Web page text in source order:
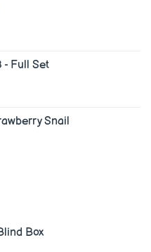
- Full Set
Snail
Box